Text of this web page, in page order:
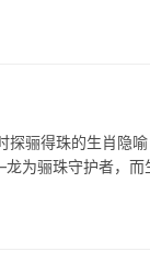
骊得珠的生肖隐喻
为骊珠守护者，而